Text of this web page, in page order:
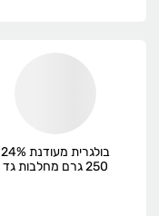
בולגרית מעודנת 24%
250 גרם מחלבות גד